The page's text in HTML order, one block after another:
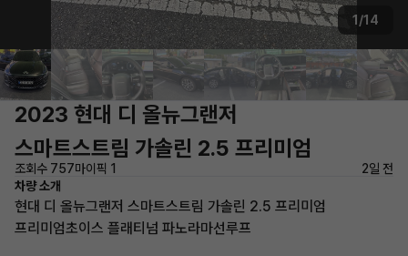
1/14
2023 현대 디 올뉴그랜저
스마트스트림 가솔린 2.5 프리미엄
조회수 757마이픽 1
2일 전
차량 소개
현대 디 올뉴그랜저 스마트스트림 가솔린 2.5 프리미엄
프리미엄초이스 플래티넘 파노라마선루프